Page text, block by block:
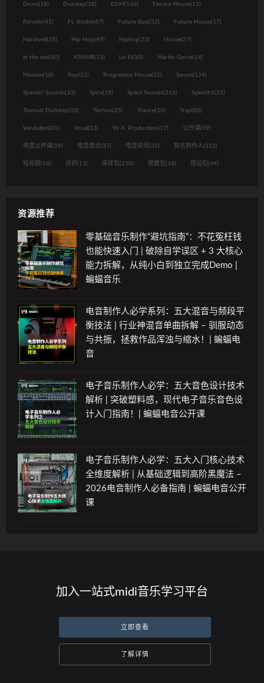
Drum(18) Dubstep(28) EDM(166) Electro House(11)
flstudio(41) FL Studio(67) Future Bass(52) Future House(17)
Hardwell (18) Hip Hop(49) Hiphop(23) House(27)
in the mix(10) KSHMR(13) Lo-Fi(10) Martin Garrix(14)
Massive(10) Pop(22) Progressive House(32) Serum(124)
Spinnin' Sounds(10) Spire(19) Splice Sounds(216) Sylenth1(25)
Tearout Dubstep(10) Techno(25) Trance(16) Trap(80)
Vandalism(31) Vocal (13) W. A. Production(17) 公开课(59)
电音公开课(59) 电音盘点(37) 电音资讯(32) 知名制作人(112)
短视频 (18) 讲师(13) 采样包(230) 预置包(18) 预设包(44)
资源推荐
零基础音乐制作“避坑指南”：不花冤枉钱
也能快速入门 | 破除自学误区 + 3 大核心
能力拆解，从纯小白到独立完成Demo |
蝙蝠音乐
电音制作人必学系列：五大混音与频段平
衡技法 | 行业神混音单曲拆解 – 驯服动态
与共振，拯救作品浑浊与缩水！| 蝙蝠电
音
电子音乐制作人必学：五大音色设计技术
解析 | 突破塑料感，现代电子音乐音色设
计入门指南！| 蝙蝠电音公开课
电子音乐制作人必学：五大入门核心技术
全维度解析 | 从基础逻辑到高阶黑魔法 –
2026电音制作人必备指南 | 蝙蝠电音公开
课
加入一站式midi音乐学习平台
立即查看
了解详情